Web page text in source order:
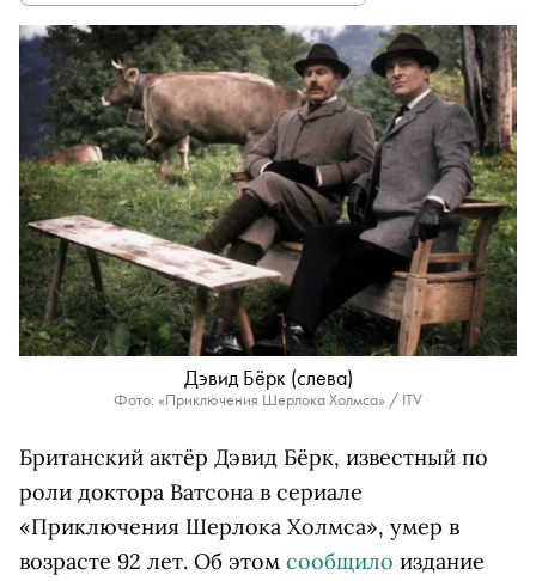
Дэвид Бёрк (слева)
Фото: «Приключения Шерлока Холмса» / ITV
Британский актёр Дэвид Бёрк, известный по
роли доктора Ватсона в сериале
«Приключения Шерлока Холмса», умер в
возрасте 92 лет. Об этом сообщило издание